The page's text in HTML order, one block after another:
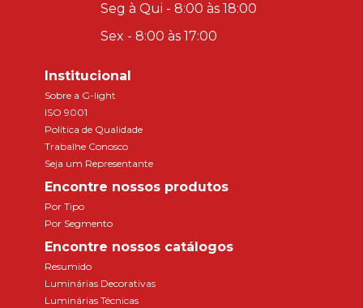
Seg à Qui - 8:00 às 18:00
Sex - 8:00 às 17:00
Institucional
Sobre a G-light
ISO 9001
Política de Qualidade
Trabalhe Conosco
Seja um Representante
Encontre nossos produtos
Por Tipo
Por Segmento
Encontre nossos catálogos
Resumido
Luminárias Decorativas
Luminárias Técnicas